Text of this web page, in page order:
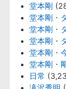
堂本剛
堂本剛・
堂本剛・
堂本剛・
堂本剛・
堂本剛・
日常